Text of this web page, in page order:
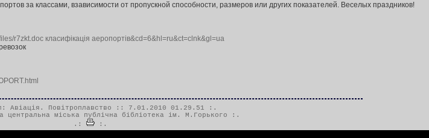
за классами, взависимости от пропускной способности, размеров или других показателей. Веселых праздников!
r7zkt.doc класифікація аеропортів&cd=6&hl=ru&ct=clnk&gl=ua
Авіація. Повітроплавство :: 7.01.2010 01.29.51 :.
центральна міська публічна бібліотека ім. М.Горького :.
.:
:.